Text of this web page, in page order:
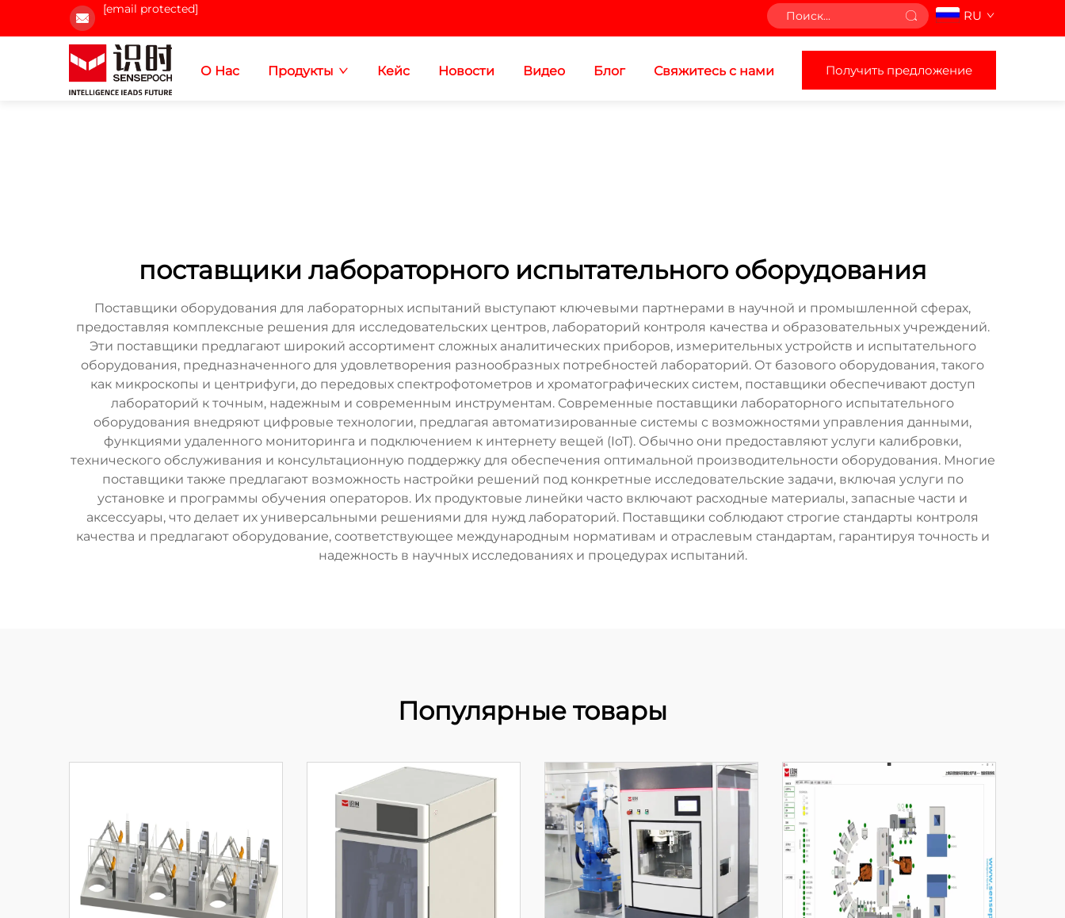
[email protected] RU
О Нас Продукты Кейс Новости Видео Блог Свяжитесь с нами Получить предложение
поставщики лабораторного испытательного оборудования
Поставщики оборудования для лабораторных испытаний выступают ключевыми партнерами в научной и промышленной сферах,
предоставляя комплексные решения для исследовательских центров, лабораторий контроля качества и образовательных учреждений.
Эти поставщики предлагают широкий ассортимент сложных аналитических приборов, измерительных устройств и испытательного
оборудования, предназначенного для удовлетворения разнообразных потребностей лабораторий. От базового оборудования, такого
как микроскопы и центрифуги, до передовых спектрофотометров и хроматографических систем, поставщики обеспечивают доступ
лабораторий к точным, надежным и современным инструментам. Современные поставщики лабораторного испытательного
оборудования внедряют цифровые технологии, предлагая автоматизированные системы с возможностями управления данными,
функциями удаленного мониторинга и подключением к интернету вещей (IoT). Обычно они предоставляют услуги калибровки,
технического обслуживания и консультационную поддержку для обеспечения оптимальной производительности оборудования. Многие
поставщики также предлагают возможность настройки решений под конкретные исследовательские задачи, включая услуги по
установке и программы обучения операторов. Их продуктовые линейки часто включают расходные материалы, запасные части и
аксессуары, что делает их универсальными решениями для нужд лабораторий. Поставщики соблюдают строгие стандарты контроля
качества и предлагают оборудование, соответствующее международным нормативам и отраслевым стандартам, гарантируя точность и
надежность в научных исследованиях и процедурах испытаний.
Популярные товары